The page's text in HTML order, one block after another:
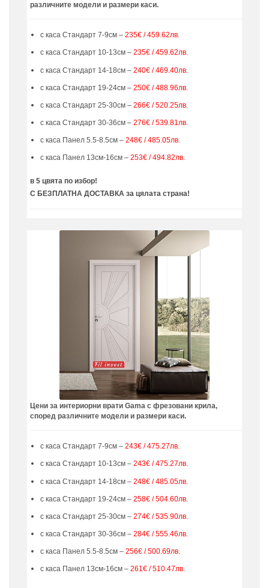
различните модели и размери каси.
с каса Стандарт 7-9см –235€ / 459.62лв.
с каса Стандарт 10-13см –235€ / 459.62лв.
с каса Стандарт 14-18см –240€ / 469.40лв.
с каса Стандарт 19-24см –250€ / 488.96лв.
с каса Стандарт 25-30см –266€ / 520.25лв.
с каса Стандарт 30-36см –276€ / 539.81лв.
с каса Панел 5.5-8.5см –248€ / 485.05лв.
с каса Панел 13см-16см –253€ / 494.82лв.
в 5 цвята по избор!
С БЕЗПЛАТНА ДОСТАВКА за цялата страна!
Цени за интериорни врати Gama с фрезовани крила,
според различните модели и размери каси.
с каса Стандарт 7-9см –243€ / 475.27лв.
с каса Стандарт 10-13см –243€ / 475.27лв.
с каса Стандарт 14-18см –248€ / 485.05лв.
с каса Стандарт 19-24см –258€ / 504.60лв.
с каса Стандарт 25-30см –274€ / 535.90лв.
с каса Стандарт 30-36см –284€ / 555.46лв.
с каса Панел 5.5-8.5см –256€ / 500.69лв.
с каса Панел 13см-16см –261€ / 510.47лв.